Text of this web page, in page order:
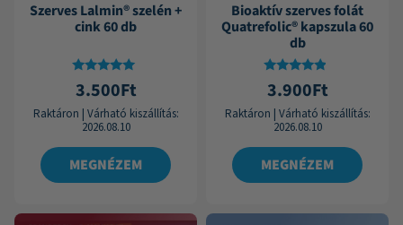
Szerves Lalmin® szelén +
cink 60 db
Értékelés:
4.83
/ 5
3.500Ft
Raktáron | Várható kiszállítás:
2026.08.10
MEGNÉZEM
Bioaktív szerves folát
Quatrefolic® kapszula 60
db
Értékelés:
4.60
/ 5
3.900Ft
Raktáron | Várható kiszállítás:
2026.08.10
MEGNÉZEM